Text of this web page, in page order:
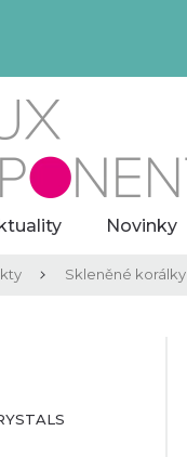
Novinky
Skleněné korálky